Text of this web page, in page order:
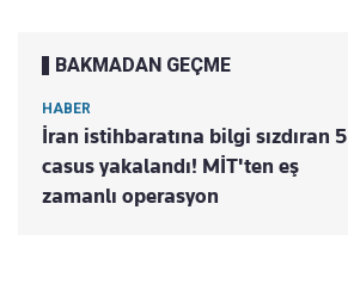
BAKMADAN GEÇME
HABER
İran istihbaratına bilgi sızdıran 5
casus yakalandı! MİT'ten eş
zamanlı operasyon